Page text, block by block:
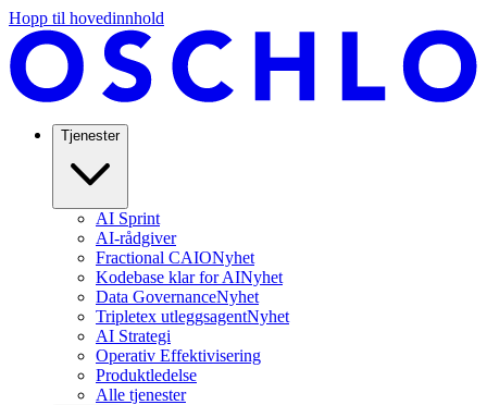
Hopp til hovedinnhold
Tjenester
AI Sprint
AI-rådgiver
Fractional CAIONyhet
Kodebase klar for AINyhet
Data GovernanceNyhet
Tripletex utleggsagentNyhet
AI Strategi
Operativ Effektivisering
Produktledelse
Alle tjenester